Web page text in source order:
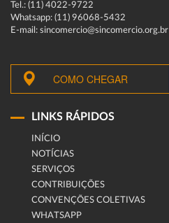
Tel.: (11) 4022-9722
Whatsapp: (11) 96068-5432
E-mail: sincomercio@sincomercio.org.br
COMO CHEGAR
LINKS RÁPIDOS
INÍCIO
NOTÍCIAS
SERVIÇOS
CONTRIBUIÇÕES
CONVENÇÕES COLETIVAS
WHATSAPP